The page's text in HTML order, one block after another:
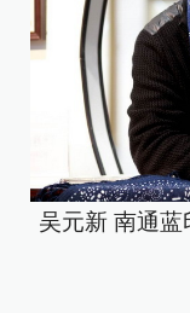
吴元新 南通